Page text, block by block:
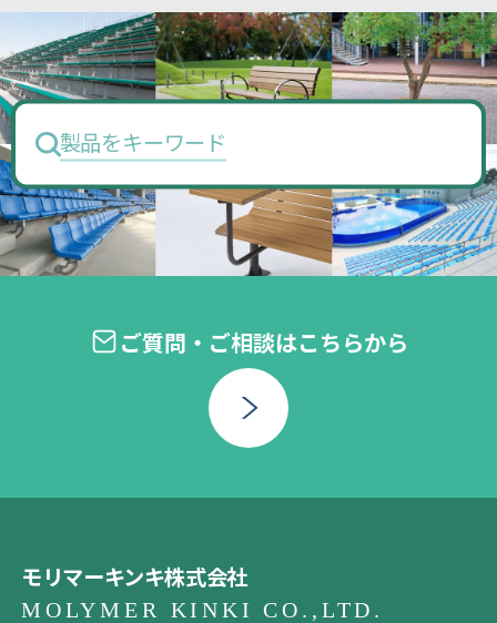
製品をキーワードで検
ご質問・ご相談はこちらから
モリマーキンキ株式会社